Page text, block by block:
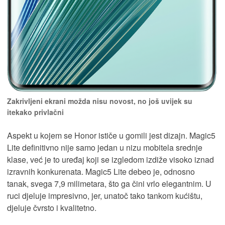
Zakrivljeni ekrani možda nisu novost, no još uvijek su
itekako privlačni
Aspekt u kojem se Honor ističe u gomili jest dizajn. Magic5
Lite definitivno nije samo jedan u nizu mobitela srednje
klase, već je to uređaj koji se izgledom izdiže visoko iznad
izravnih konkurenata. Magic5 Lite debeo je, odnosno
tanak, svega 7,9 milimetara, što ga čini vrlo elegantnim. U
ruci djeluje impresivno, jer, unatoč tako tankom kućištu,
djeluje čvrsto i kvalitetno.